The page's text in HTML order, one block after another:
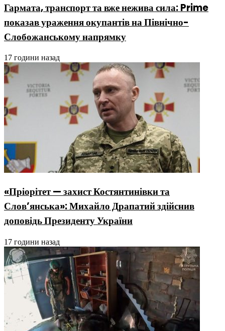
Гармата, транспорт та вже нежива сила: Prime
показав ураження окупантів на Північно-
Слобожанському напрямку
17 години назад
«Пріорітет — захист Костянтинівки та
Слов’янська»: Михайло Драпатий здійснив
доповідь Президенту України
17 години назад